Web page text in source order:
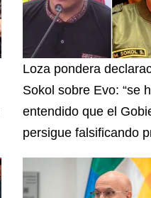
Loza pondera
Sokol sobre Evo: “se
entendido que el
persigue falsificando